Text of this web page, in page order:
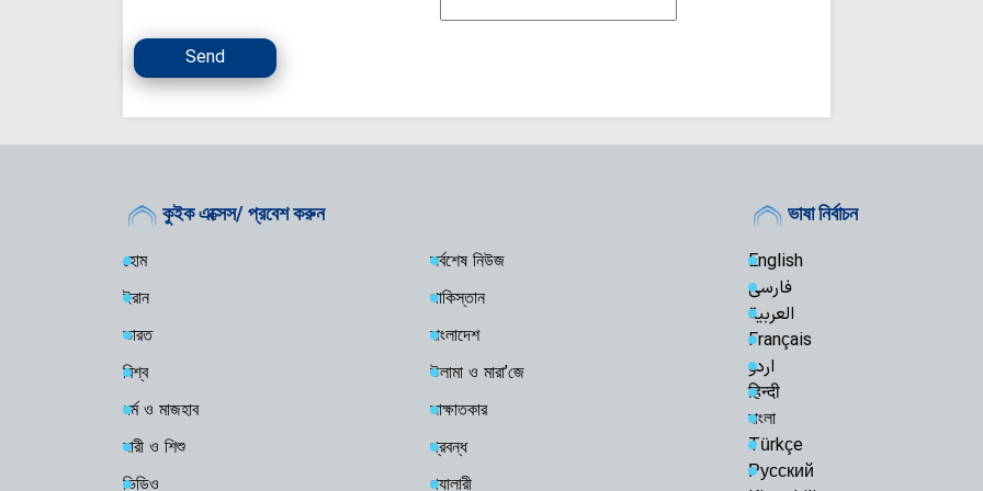
Send
কুইক এক্সেস/ প্রবেশ করুন
হোম
সর্বশেষ নিউজ
ইরান
পাকিস্তান
ভারত
বাংলাদেশ
বিশ্ব
উলামা ও মারা’জে
ধর্ম ও মাজহাব
সাক্ষাতকার
নারী ও শিশু
প্রবন্ধ
ভিডিও
গ্যালারী
ভাষা নির্বাচন
English
فارسی
العربیة
Français
اردو
हिन्दी
বাংলা
Türkçe
Русский